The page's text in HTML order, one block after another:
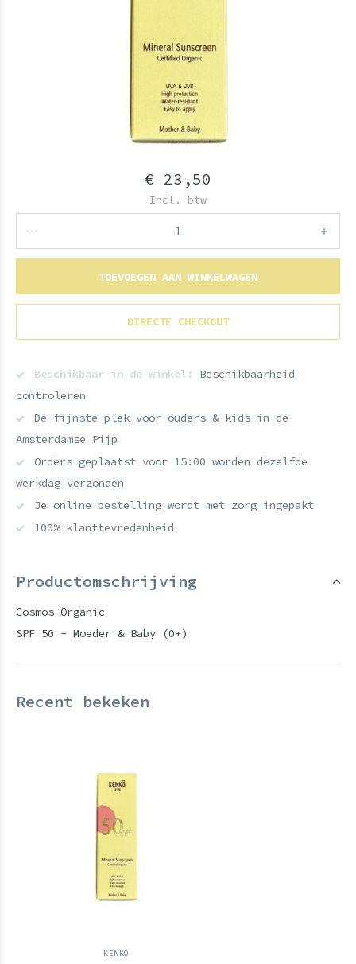
€ 23,50
Incl. btw
TOEVOEGEN AAN WINKELWAGEN
DIRECTE CHECKOUT
Beschikbaar in de winkel: Beschikbaarheid
controleren
De fijnste plek voor ouders & kids in de
Amsterdamse Pijp
Orders geplaatst voor 15:00 worden dezelfde
werkdag verzonden
Je online bestelling wordt met zorg ingepakt
100% klanttevredenheid
Productomschrijving
Cosmos Organic
SPF 50 - Moeder & Baby (0+)
Recent bekeken
KENKÔ